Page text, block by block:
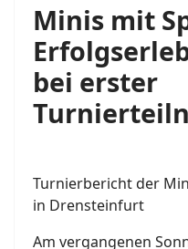
Minis mit
bei erster
Turnierbericht der
in Drensteinfurt
Am vergangenen